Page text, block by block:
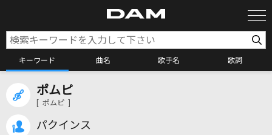
キーワード 曲名 歌手名 歌詞
ポムピ
[ ポムピ ]
パクインス